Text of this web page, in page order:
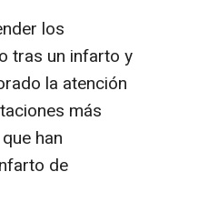
los
tras un infarto y
la atención
más
han
de